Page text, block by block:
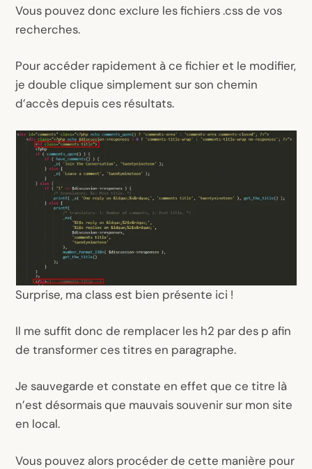
Vous pouvez donc exclure les fichiers .css de vos
recherches.
Pour accéder rapidement à ce fichier et le modifier,
je double clique simplement sur son chemin
d’accès depuis ces résultats.
Surprise, maclassest bien présente ici !
Il me suffit donc de remplacer les h2 par des p afin
de transformer ces titres en paragraphe.
Je sauvegarde et constate en effet que ce titre là
n’est désormais que mauvais souvenir sur mon site
en local.
Vous pouvez alors procéder de cette manière pour